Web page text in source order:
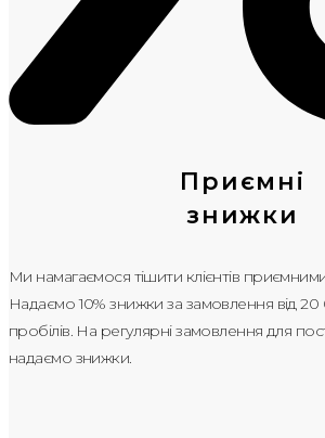
Приємні
знижки
Ми намагаємося тішити клієнтів
Надаємо 10% знижки за замовлення від 20
пробілів. На регулярні замовлення для
надаємо знижки.